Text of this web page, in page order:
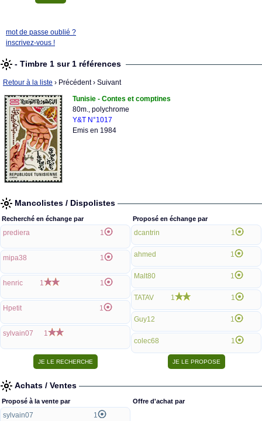
mot de passe oublié ?
inscrivez-vous !
- Timbre 1 sur 1 références
Retour à la liste › Précédent› Suivant
Tunisie - Contes et comptines
80m., polychrome
Y&T N°1017
Emis en 1984
Mancolistes / Dispolistes
Recherché en échange par
prediera 1
mipa38 1
henric 1 1
Hpetit 1
sylvain07 1
Proposé en échange par
dcantrin 1
ahmed 1
Malt80 1
TATAV 1 1
Guy12 1
colec68 1
Achats / Ventes
Proposé à la vente par
sylvain07
1
Offre d'achat par